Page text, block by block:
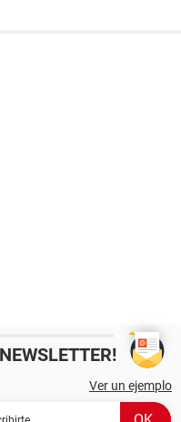
Ver un ejemplo